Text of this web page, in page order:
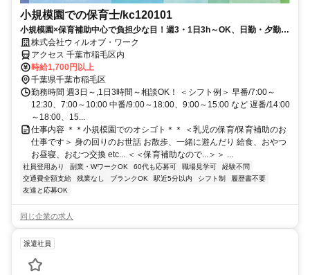
小規模園での保育士/kc120101
小規模園×保育補助中心で負担少な目！週3・1日3h～OK、日勤・夕勤等
の選択可！ミドルシニアも
株式会社ウィルオブ・ワーク
アクセス 千葉市稲毛区内
時給1,700円以上
千葉県千葉市稲毛区
勤務時間 週3日～,1日3時間～相談OK！ ＜シフト例＞ 早番/7:00～
12:30、7:00～10:00 中番/9:00～18:00、9:00～15:00 など 遅番/14:00
～18:00、15...
仕事内容 ＊＊小規模園でのオシゴト＊＊ ＜乳児の保育/保育補助のお
仕事です＞ 身の回りのお世話 お散歩、一緒に遊んだり 給食、おやつ
お昼寝、おむつ交換 etc... ＜＜保育補助なので...＞＞ ...
社員登用あり 副業・WワークOK 60代も応募可 職場見学可
経験不問
交通費全額支給
残業なし ブランクOK 駅近5分以内 シフト制
履歴書不要
友達と応募OK
同じ企業の求人
派遣社員